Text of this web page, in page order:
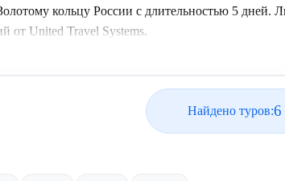
кольцу России с длительностью 5
от United Travel Systems.
Найдено туров:6